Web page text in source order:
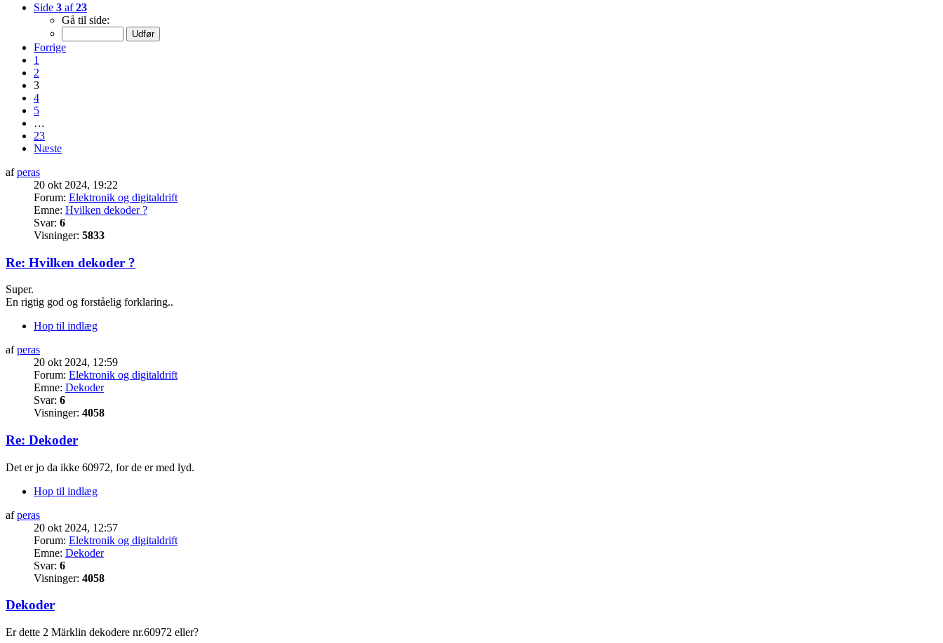
Side 3 af23
Gå til side:
Forrige
1
2
3
4
5
…
23
Næste
afperas
20 okt 2024, 19:22
Forum: Elektronik og digitaldrift
Emne: Hvilken dekoder ?
Svar: 6
Visninger: 5833
Re: Hvilken dekoder ?
Super.
En rigtig god og forståelig forklaring..
Hop til indlæg
afperas
20 okt 2024, 12:59
Forum: Elektronik og digitaldrift
Emne: Dekoder
Svar: 6
Visninger: 4058
Re: Dekoder
Det er jo da ikke 60972, for de er med lyd.
Hop til indlæg
afperas
20 okt 2024, 12:57
Forum: Elektronik og digitaldrift
Emne: Dekoder
Svar: 6
Visninger: 4058
Dekoder
Er dette 2 Märklin dekodere nr.60972 eller?